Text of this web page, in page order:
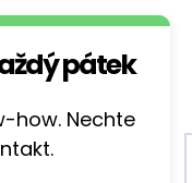
pátek
how. Nechte